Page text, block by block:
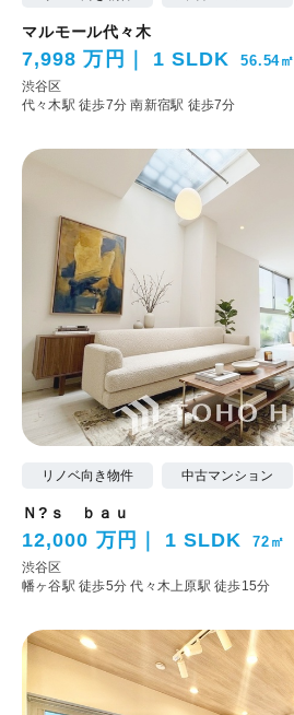
マルモール代々木
7,998 万円 1 SLDK 56.54㎡
渋谷区
代々木駅 徒歩7分南新宿駅 徒歩7分
リノベ向き物件 中古マンション
Ｎ?ｓ ｂａｕ
12,000 万円 1 SLDK 72㎡
渋谷区
幡ヶ谷駅 徒歩5分代々木上原駅 徒歩15分